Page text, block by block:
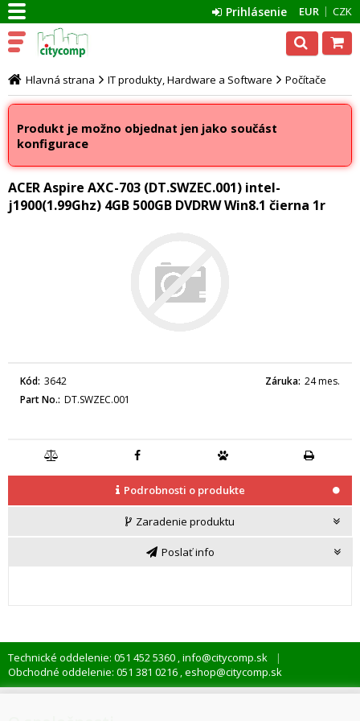
EUR CZK
Prihlásenie
Hlavná strana IT produkty, Hardware a Software Počítače
Produkt je možno objednat jen jako součást
konfigurace
ACER Aspire AXC-703 (DT.SWZEC.001) intel-
j1900(1.99Ghz) 4GB 500GB DVDRW Win8.1 čierna 1r
Kód 3642
Part No. DT.SWZEC.001
Záruka 24 mes.
Podrobnosti o produkte
Zaradenie produktu
Poslať info
Technické oddelenie: 051 452 5360 ,info@citycomp.sk
Obchodné oddelenie: 051 381 0216 ,eshop@citycomp.sk